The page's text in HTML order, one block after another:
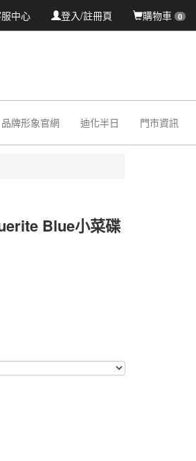
購物車 0
登入/註冊頁
中心
品牌形象官網 迪化半日 門市資訊
Blue小菜碟